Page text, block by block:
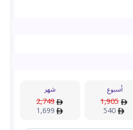
أسبوع
1,905
540
شهر
2,749
1,699